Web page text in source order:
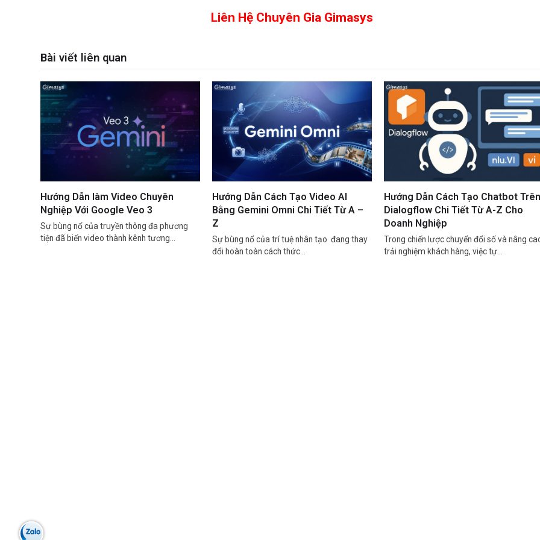
Liên Hệ Chuyên Gia Gimasys
Bài viết liên quan
Hướng Dẫn làm Video Chuyên
Nghiệp Với Google Veo 3
Sự bùng nổ của truyền thông đa phương
tiện đã biến video thành kênh tương…
Hướng Dẫn Cách Tạo Video AI
Bằng Gemini Omni Chi Tiết Từ A –
Z
Sự bùng nổ của trí tuệ nhân tạo đang thay
đổi hoàn toàn cách thức…
Hướng Dẫn Cách Tạo Chatbot Trên
Dialogflow Chi Tiết Từ A-Z Cho
Doanh Nghiệp
Trong chiến lược chuyển đổi số và nâng
trải nghiệm khách hàng, việc tự…